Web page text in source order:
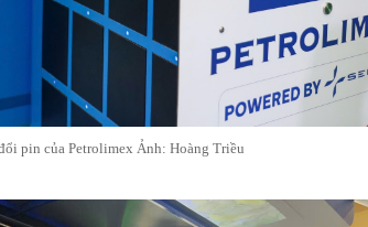
pin của Petrolimex Ảnh: Hoàng Triều